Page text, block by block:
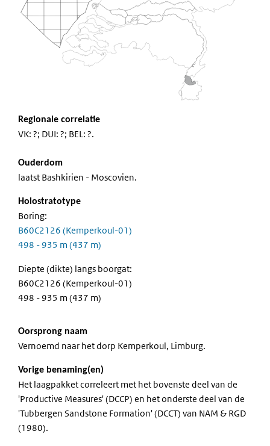
Regionale correlatie
VK: ?; DUI: ?; BEL: ?.
Ouderdom
laatst Bashkirien - Moscovien.
Holostratotype
Boring:
B60C2126 (Kemperkoul-01)
498 - 935 m (437 m)
Diepte (dikte) langs boorgat:
B60C2126 (Kemperkoul-01)
498 - 935 m (437 m)
Oorsprong naam
Vernoemd naar het dorp Kemperkoul, Limburg.
Vorige benaming(en)
Het laagpakket correleert met het bovenste deel van de
'Productive Measures' (DCCP) en het onderste deel van de
'Tubbergen Sandstone Formation' (DCCT) van NAM & RGD
(1980).